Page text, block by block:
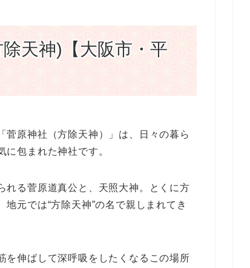
天神)【大阪市・平
原神社（方除天神）」は、日々の暮ら
包まれた神社です。
れる菅原道真公と、天照大神。とくに方
元では“方除天神”の名で親しまれてき
を伸ばして深呼吸をしたくなるこの場所